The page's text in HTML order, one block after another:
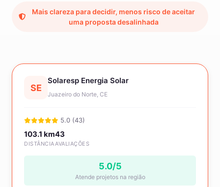
SE
Solaresp Energia Solar
Juazeiro do Norte, CE
5.0 (43)
103.1 km
DISTÂNCIA
43
AVALIAÇÕES
5.0/5
Atende projetos na região
Mais clareza para decidir, menos risco de aceitar
uma proposta desalinhada